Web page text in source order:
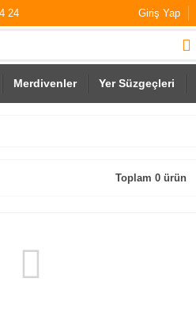
24 Giriş Yap
Merdivenler Yer Süzgeçleri
Toplam 0 ürün